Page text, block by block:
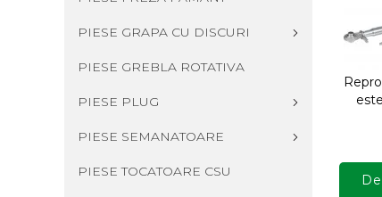
PIESE GRAPA CU DISCURI
PIESE GREBLA ROTATIVA
PIESE PLUG
PIESE SEMANATOARE
PIESE TOCATOARE CSU